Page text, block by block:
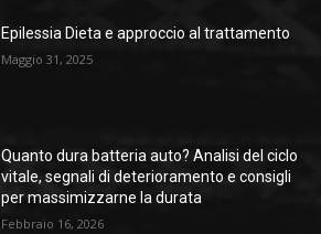
Epilessia Dieta e approccio al trattamento
Maggio 31, 2025
Quanto dura batteria auto? Analisi del ciclo
vitale, segnali di deterioramento e consigli
per massimizzarne la durata
Febbraio 16, 2026